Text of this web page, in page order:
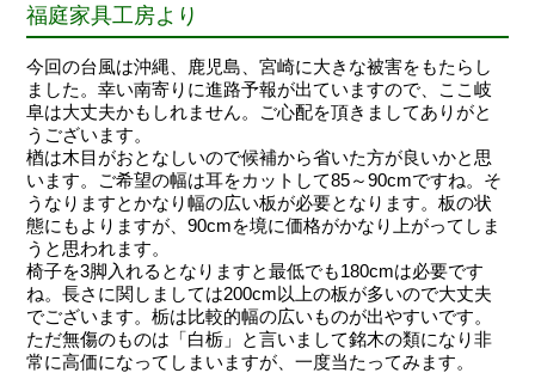
福庭家具工房より
今回の台風は沖縄、鹿児島、宮崎に大きな被害をもたらし
ました。幸い南寄りに進路予報が出ていますので、ここ岐
阜は大丈夫かもしれません。ご心配を頂きましてありがと
うございます。
楢は木目がおとなしいので候補から省いた方が良いかと思
います。ご希望の幅は耳をカットして85～90cmですね。そ
うなりますとかなり幅の広い板が必要となります。板の状
態にもよりますが、90cmを境に価格がかなり上がってしま
うと思われます。
椅子を3脚入れるとなりますと最低でも180cmは必要です
ね。長さに関しましては200cm以上の板が多いので大丈夫
でございます。栃は比較的幅の広いものが出やすいです。
ただ無傷のものは「白栃」と言いまして銘木の類になり非
常に高価になってしまいますが、一度当たってみます。